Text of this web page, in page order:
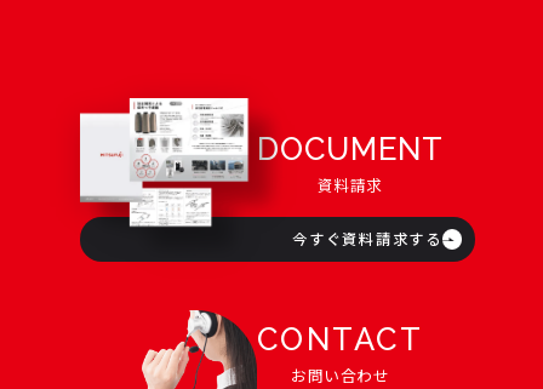
DOCUMENT
資料請求
今すぐ資料請求する
CONTACT
お問い合わせ